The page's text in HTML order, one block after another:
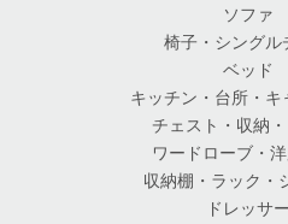
ソファ
椅子・シングル
ベッド
キッチン・台所・キ
チェスト・収納
ワードローブ・
収納棚・ラック・
ドレッサー